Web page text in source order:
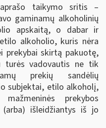
taikymo sritis –
gaminamų alkoholinių
apskaitą, o dabar ir
alkoholio, kuris nėra
prekybai skirtą pakuotę,
turės vadovautis ne tik
prekių sandėlių
subjektai, etilo alkoholį,
prekybos
išleidžiantys iš jo